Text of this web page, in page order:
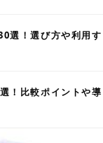
選！選び方や利用す
！比較ポイントや導